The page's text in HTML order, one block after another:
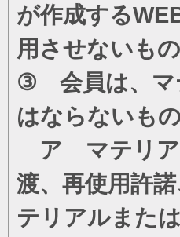
が作成する
用させないも
③ 会員は、マ
はならないも
ア マテリア
渡、再使用許
テリアルまた